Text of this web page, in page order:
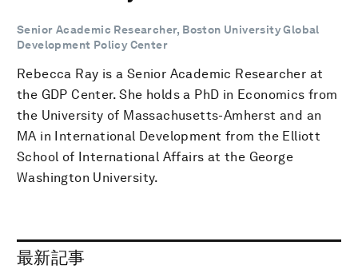
Senior Academic Researcher, Boston University Global
Development Policy Center
Rebecca Ray is a Senior Academic Researcher at
the GDP Center. She holds a PhD in Economics from
the University of Massachusetts-Amherst and an
MA in International Development from the Elliott
School of International Affairs at the George
Washington University.
最新記事